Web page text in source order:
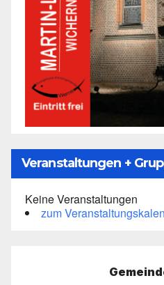
Veranstaltungen +
Keine Veranstaltungen
zum